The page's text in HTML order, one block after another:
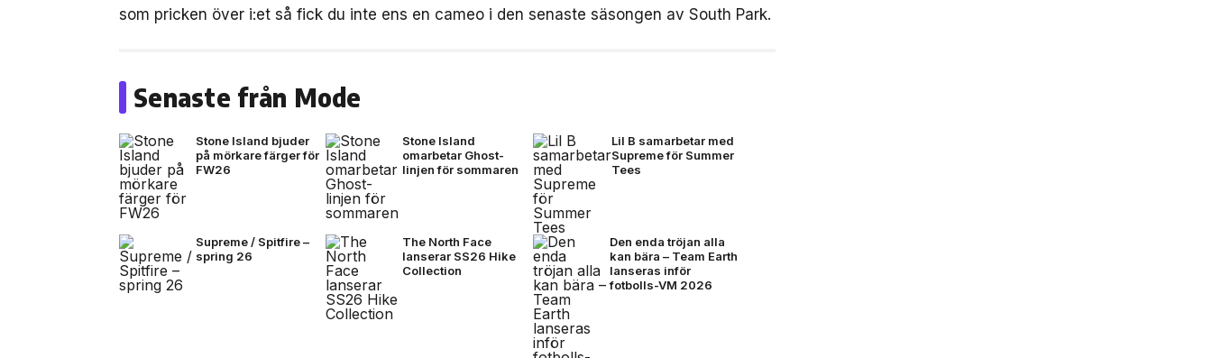
som pricken över i:et så fick du inte ens en cameo i den senaste säsongen av South Park.
Senaste från Mode
Stone Island bjuder
på mörkare färger för
FW26
Stone Island
omarbetar Ghost-
linjen för sommaren
Lil B samarbetar med
Supreme för Summer
Tees
Supreme / Spitfire –
spring 26
The North Face
lanserar SS26 Hike
Collection
Den enda tröjan alla
kan bära – Team Earth
lanseras inför
fotbolls-VM 2026